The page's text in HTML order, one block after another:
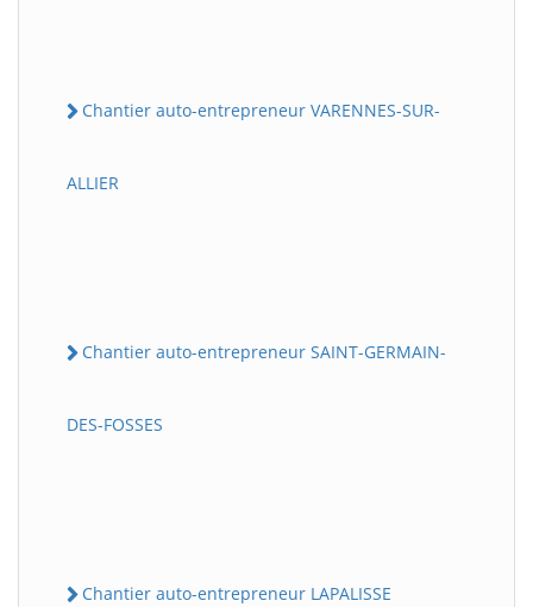
Chantier auto-entrepreneur VARENNES-SUR-
ALLIER
Chantier auto-entrepreneur SAINT-GERMAIN-
DES-FOSSES
Chantier auto-entrepreneur LAPALISSE